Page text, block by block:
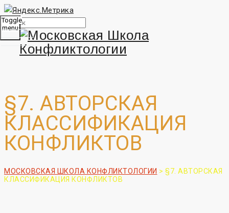
Toggle
menu
§7. АВТОРСКАЯ
КЛАССИФИКАЦИЯ
КОНФЛИКТОВ
МОСКОВСКАЯ ШКОЛА КОНФЛИКТОЛОГИИ > §7. АВТОРСКАЯ
КЛАССИФИКАЦИЯ КОНФЛИКТОВ